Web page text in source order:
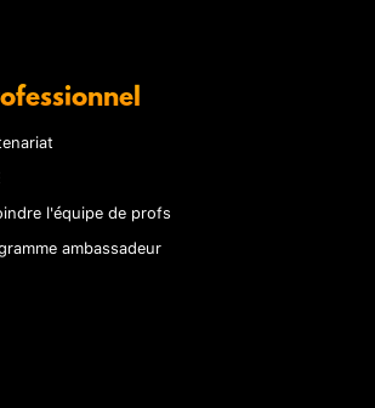
l'équipe de profs
ambassadeur